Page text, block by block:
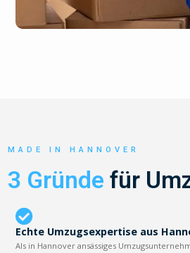
MADE IN HANNOVER
3 Gründe für
Echte Umzugsexpertise aus
Als in Hannover ansässiges